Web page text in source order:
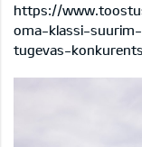
https://
oma-klassi-
tugevas-